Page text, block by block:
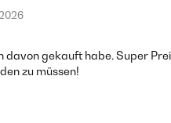
davon gekauft habe. Super
zu müssen!